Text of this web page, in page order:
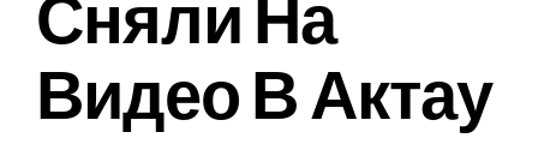
Сняли На
Видео В Актау